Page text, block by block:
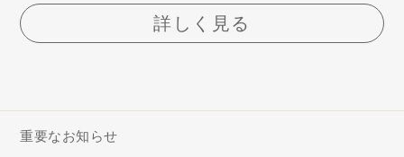
詳しく見る
重要なお知らせ